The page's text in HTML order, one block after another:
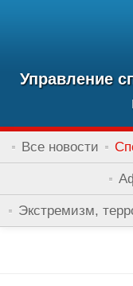
Управление
Все новости
Экстремизм,